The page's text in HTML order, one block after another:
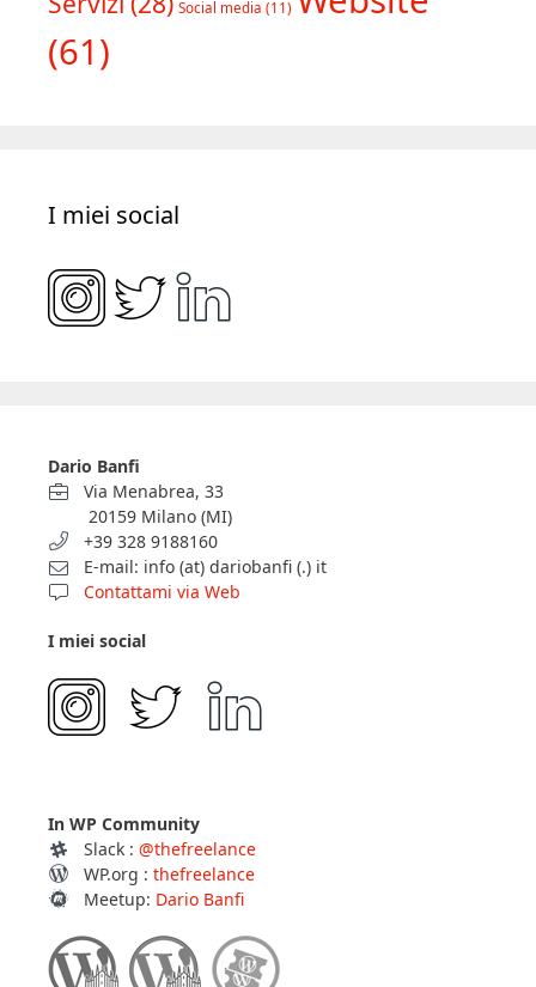
Social media (11)
(61)
I miei social
Dario Banfi
Via Menabrea, 33
20159 Milano (MI)
+39 328 9188160
E-mail: info (at) dariobanfi (.) it
Contattami via Web
I miei social
In WP Community
Slack : @thefreelance
WP.org : thefreelance
Meetup: Dario Banfi